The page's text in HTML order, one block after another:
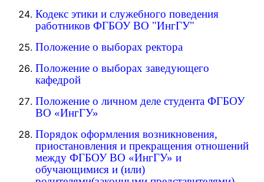
Кодекс этики и служебного поведения
работников ФГБОУ ВО "ИнгГУ"
Положение о выборах ректора
Положение о выборах заведующего
кафедрой
Положение о личном деле студента ФГБОУ
ВО «ИнгГУ»
Порядок оформления возникновения,
приостановления и прекращения отношений
между ФГБОУ ВО «ИнгГУ» и
обучающимися и (или)